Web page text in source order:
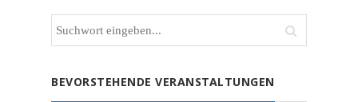
BEVORSTEHENDE VERANSTALTUNGEN